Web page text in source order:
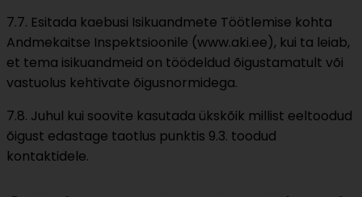
7.7. Esitada kaebusi Isikuandmete Töötlemise kohta
Andmekaitse Inspektsioonile (www.aki.ee), kui ta leiab,
et tema isikuandmeid on töödeldud õigustamatult või
vastuolus kehtivate õigusnormidega.
7.8. Juhul kui soovite kasutada ükskõik millist eeltoodud
õigust edastage taotlus punktis 9.3. toodud
kontaktidele.